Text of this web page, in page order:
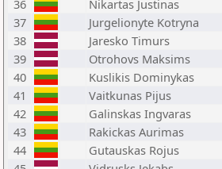
36
Nikartas Justinas
37
Jurgelionyte Kotryna
38
Jaresko Timurs
39
Otrohovs Maksims
40
Kuslikis Dominykas
41
Vaitkunas Pijus
42
Galinskas Ingvaras
43
Rakickas Aurimas
44
Gutauskas Rojus